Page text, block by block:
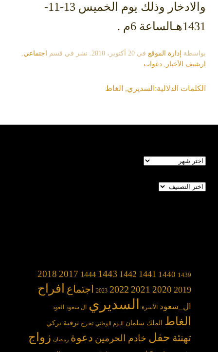
والادخار وذلك يوم الخميس 13-11-
1431هـالساعة 6م .
بواسطة إدارة الموقع في 20 أكتوبر، 2010 . نشر في قسم اجتماعي,
ارشيف الأخبار , دعوات
الكلمات الدلالية: السديري, الغاط
الأرشيف
تصنيفات
1439
1440
1441
1442
1443
1444
2017
2018
2019
2020
2021
2022
2023 اجتماع افراح
ال_سعود الأسرة السديري ال سعود العود
الغاط الملك سلمان اليوم الوطني تخرج ترقية تركي
تهنئة حفل خادم الحرمين دعوة رمضان زواج